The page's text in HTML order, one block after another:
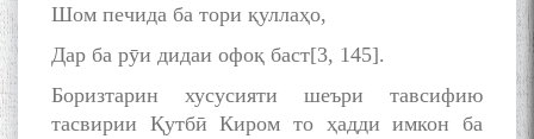
Шом печида ба тори қуллаҳо,
Дар ба рӯи дидаи офоқ баст[3, 145].
Боризтарин хусусияти шеъри тавсифию
тасвирии Қутбӣ Киром то ҳадди имкон ба